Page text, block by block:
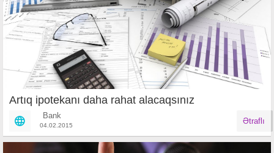
Artıq ipotekanı daha rahat alacaqsınız
Bank
04.02.2015 Ətraflı